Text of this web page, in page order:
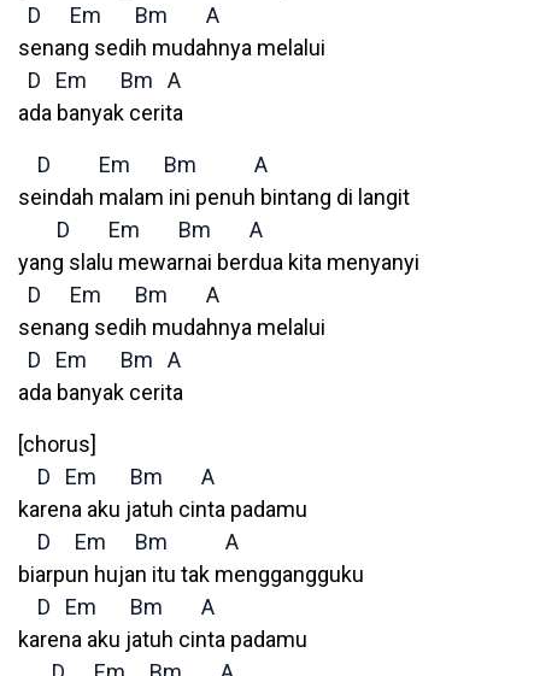
D
Em Bm
A
senang sedih mudahnya melalui
D
Em Bm
A
ada banyak cerita
D Em Bm
A
seindah malam ini penuh bintang di langit
D
Em Bm
A
yang slalu mewarnai berdua kita menyanyi
D
Em Bm
A
senang sedih mudahnya melalui
D
Em Bm
A
ada banyak cerita
[chorus]
D
Em Bm
A
karena aku jatuh cinta padamu
D
Em Bm
A
biarpun hujan itu tak menggangguku
D
Em Bm
A
karena aku jatuh cinta padamu